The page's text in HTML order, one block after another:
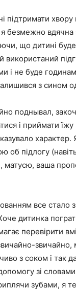
підтримати хвору
безмежно вдячна
що дитині
використаний
і не буде
з сином
поднывал,
і приймати їжу
об підлогу
ваша
все стало
дитинка
перевірити
звичайно,
з соком і так
зі
зубами, я